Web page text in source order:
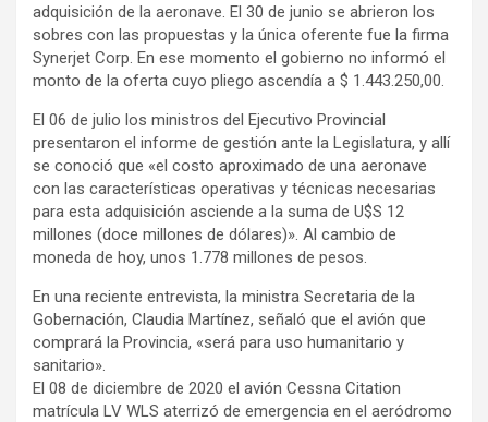
adquisición de la aeronave. El 30 de junio se abrieron los
sobres con las propuestas y la única oferente fue la firma
Synerjet Corp. En ese momento el gobierno no informó el
monto de la oferta cuyo pliego ascendía a $ 1.443.250,00.
El 06 de julio los ministros del Ejecutivo Provincial
presentaron el informe de gestión ante la Legislatura, y allí
se conoció que «el costo aproximado de una aeronave
con las características operativas y técnicas necesarias
para esta adquisición asciende a la suma de U$S 12
millones (doce millones de dólares)». Al cambio de
moneda de hoy, unos 1.778 millones de pesos.
En una reciente entrevista, la ministra Secretaria de la
Gobernación, Claudia Martínez, señaló que el avión que
comprará la Provincia, «será para uso humanitario y
sanitario».
El 08 de diciembre de 2020 el avión Cessna Citation
matrícula LV WLS aterrizó de emergencia en el aeródromo